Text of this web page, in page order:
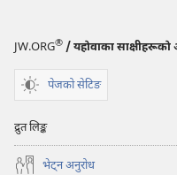
JW.ORG® / यहोवाका
पेजको सेटिङ
द्रुत लिङ्क
भेट्‌न अनुरोध